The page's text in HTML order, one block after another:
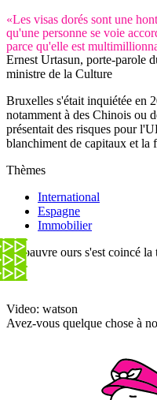
«Les visas dorés sont une
qu'une personne se voie
parce qu'elle est
Ernest Urtasun, porte-parole
ministre de la Culture
Bruxelles s'était inquiétée en
notamment à des Chinois ou
présentait des risques pour
blanchiment de capitaux et la
Thèmes
International
Espagne
Immobilier
Ce pauvre ours s'est coincé la
Video: watson
Avez-vous quelque chose à